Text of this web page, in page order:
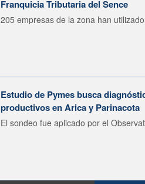
Franquicia Tributaria del Sence
205 empresas de la zona han
Estudio de Pymes busca
productivos en Arica y Parinacota
El sondeo fue aplicado por el